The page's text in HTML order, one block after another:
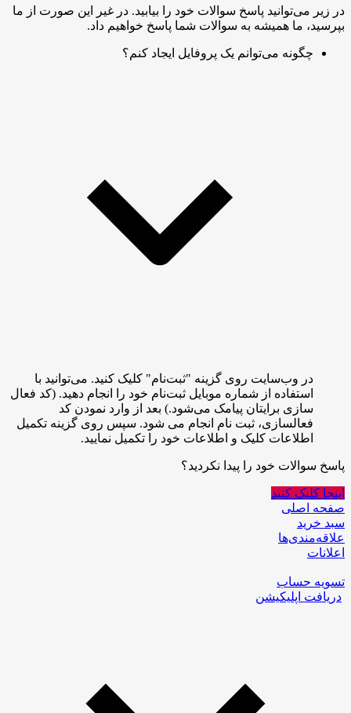
در زیر می‌توانید پاسخ سوالات خود را بیابید. در غیر این صورت از ما
بپرسید، ما همیشه به سوالات شما پاسخ خواهیم داد.
چگونه می‌توانم یک پروفایل ایجاد کنم؟
در وب‌سایت روی گزینه "ثبت‌نام" کلیک کنید. می‌توانید با
استفاده از شماره موبایل ثبت‌نام خود را انجام دهید. (کد فعال
سازی برایتان پیامک می‌شود.) بعد از وارد نمودن کد
فعالسازی، ثبت نام انجام می شود. سپس روی گزینه تکمیل
اطلاعات کلیک و اطلاعات خود را تکمیل نمایید.
پاسخ سوالات خود را پیدا نکردید؟
اینجا کلیک کنید
صفحه اصلی
سبد خرید
علاقه‌مندی‌ها
اعلانات
تسویه حساب
دریافت اپلیکیشن